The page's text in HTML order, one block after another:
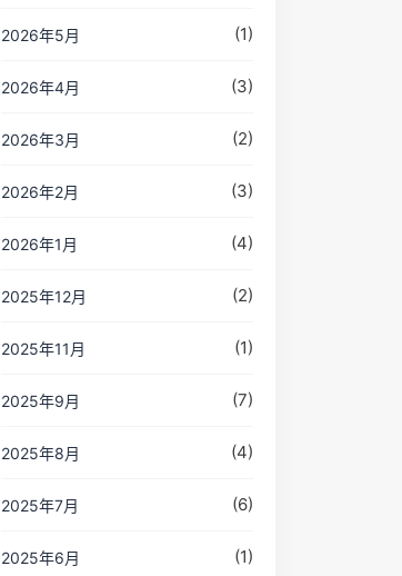
2026年5月 (1)
2026年4月 (3)
2026年3月 (2)
2026年2月 (3)
2026年1月 (4)
2025年12月 (2)
2025年11月 (1)
2025年9月 (7)
2025年8月 (4)
2025年7月 (6)
2025年6月 (1)